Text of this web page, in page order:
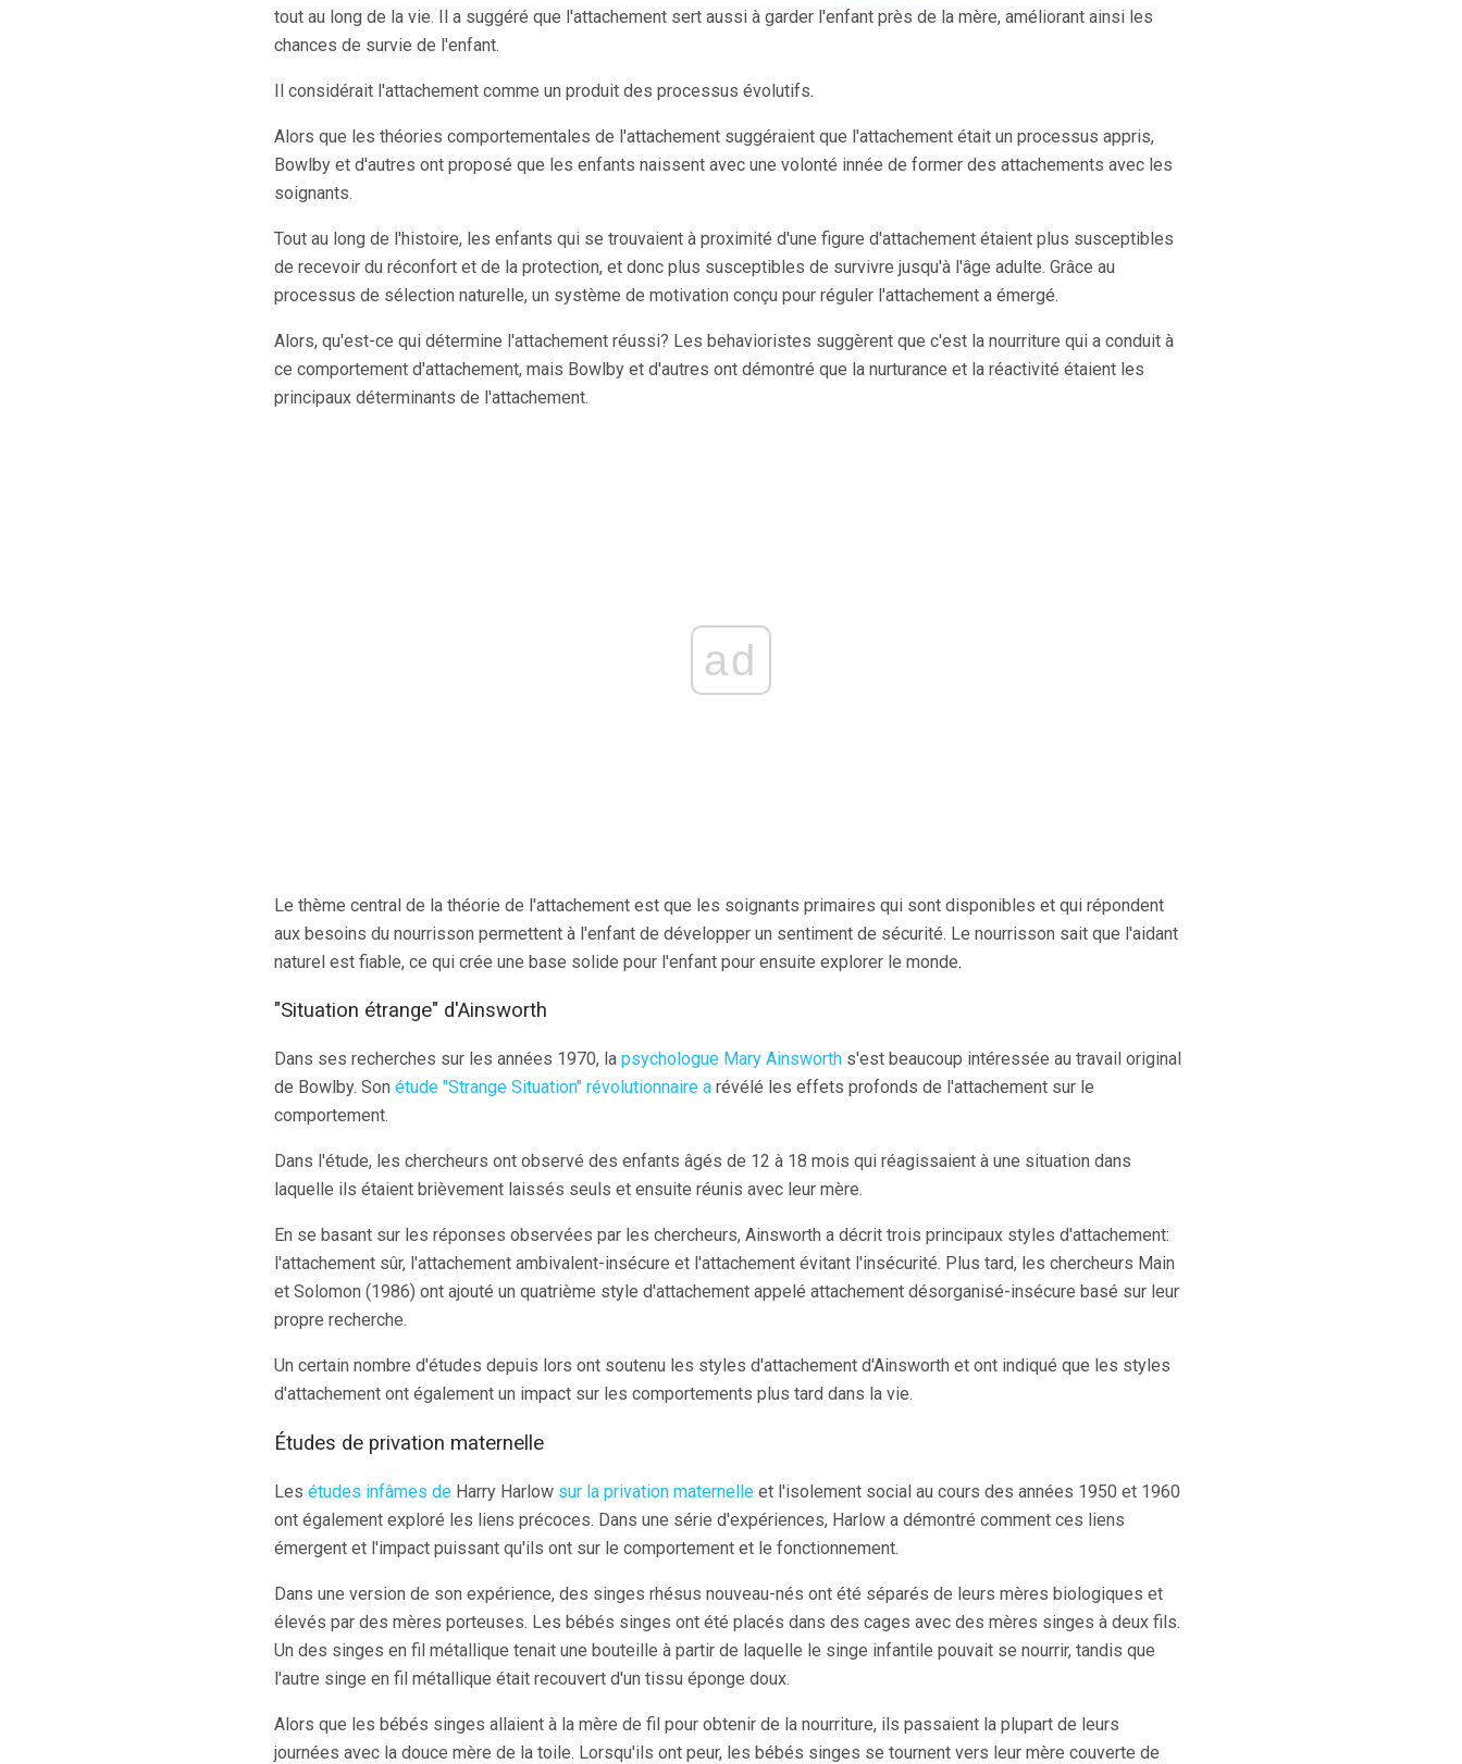
tout au long de la vie. Il a suggéré que l'attachement sert aussi à garder l'enfant près de la mère, améliorant ainsi les
chances de survie de l'enfant.
Il considérait l'attachement comme un produit des processus évolutifs.
Alors que les théories comportementales de l'attachement suggéraient que l'attachement était un processus appris,
Bowlby et d'autres ont proposé que les enfants naissent avec une volonté innée de former des attachements avec les
soignants.
Tout au long de l'histoire, les enfants qui se trouvaient à proximité d'une figure d'attachement étaient plus susceptibles
de recevoir du réconfort et de la protection, et donc plus susceptibles de survivre jusqu'à l'âge adulte. Grâce au
processus de sélection naturelle, un système de motivation conçu pour réguler l'attachement a émergé.
Alors, qu'est-ce qui détermine l'attachement réussi? Les behavioristes suggèrent que c'est la nourriture qui a conduit à
ce comportement d'attachement, mais Bowlby et d'autres ont démontré que la nurturance et la réactivité étaient les
principaux déterminants de l'attachement.
ad
Le thème central de la théorie de l'attachement est que les soignants primaires qui sont disponibles et qui répondent
aux besoins du nourrisson permettent à l'enfant de développer un sentiment de sécurité. Le nourrisson sait que l'aidant
naturel est fiable, ce qui crée une base solide pour l'enfant pour ensuite explorer le monde.
"Situation étrange" d'Ainsworth
Dans ses recherches sur les années 1970, la psychologue Mary Ainsworth s'est beaucoup intéressée au travail original
de Bowlby. Son étude "Strange Situation" révolutionnaire a révélé les effets profonds de l'attachement sur le
comportement.
Dans l'étude, les chercheurs ont observé des enfants âgés de 12 à 18 mois qui réagissaient à une situation dans
laquelle ils étaient brièvement laissés seuls et ensuite réunis avec leur mère.
En se basant sur les réponses observées par les chercheurs, Ainsworth a décrit trois principaux styles d'attachement:
l'attachement sûr, l'attachement ambivalent-insécure et l'attachement évitant l'insécurité. Plus tard, les chercheurs Main
et Solomon (1986) ont ajouté un quatrième style d'attachement appelé attachement désorganisé-insécure basé sur leur
propre recherche.
Un certain nombre d'études depuis lors ont soutenu les styles d'attachement d'Ainsworth et ont indiqué que les styles
d'attachement ont également un impact sur les comportements plus tard dans la vie.
Études de privation maternelle
Les études infâmes de Harry Harlow sur la privation maternelle et l'isolement social au cours des années 1950 et 1960
ont également exploré les liens précoces. Dans une série d'expériences, Harlow a démontré comment ces liens
émergent et l'impact puissant qu'ils ont sur le comportement et le fonctionnement.
Dans une version de son expérience, des singes rhésus nouveau-nés ont été séparés de leurs mères biologiques et
élevés par des mères porteuses. Les bébés singes ont été placés dans des cages avec des mères singes à deux fils.
Un des singes en fil métallique tenait une bouteille à partir de laquelle le singe infantile pouvait se nourrir, tandis que
l'autre singe en fil métallique était recouvert d'un tissu éponge doux.
Alors que les bébés singes allaient à la mère de fil pour obtenir de la nourriture, ils passaient la plupart de leurs
journées avec la douce mère de la toile. Lorsqu'ils ont peur, les bébés singes se tournent vers leur mère couverte de